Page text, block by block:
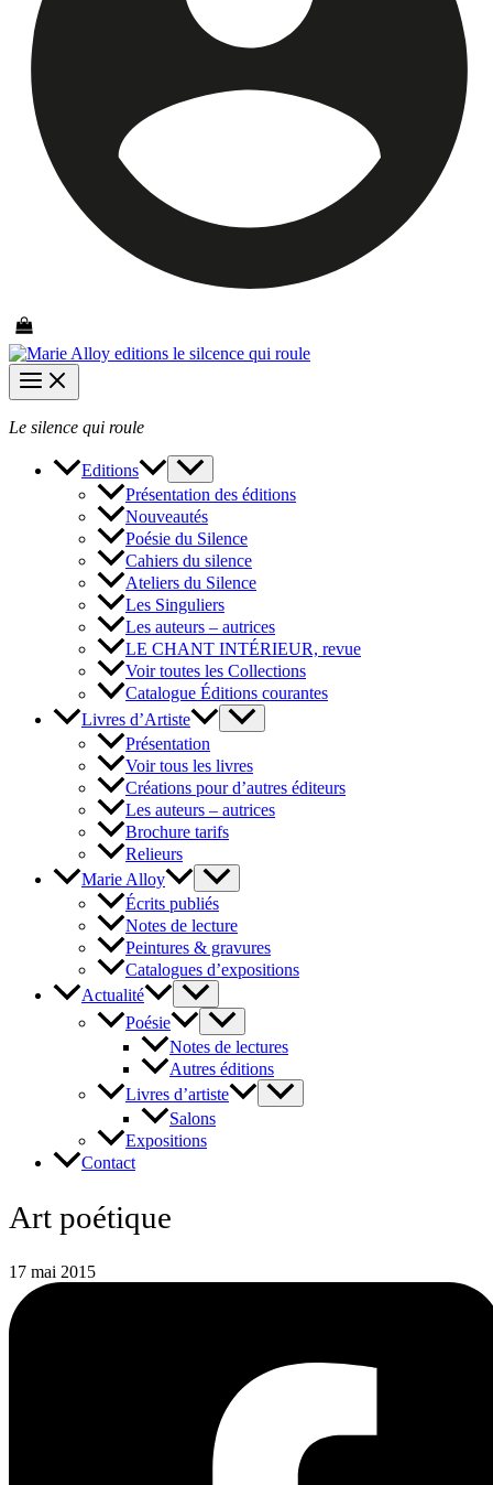
Le silence qui roule
Editions
Présentation des éditions
Nouveautés
Poésie du Silence
Cahiers du silence
Ateliers du Silence
Les Singuliers
Les auteurs – autrices
LE CHANT INTÉRIEUR, revue
Voir toutes les Collections
Catalogue Éditions courantes
Livres d’Artiste
Présentation
Voir tous les livres
Créations pour d’autres éditeurs
Les auteurs – autrices
Brochure tarifs
Relieurs
Marie Alloy
Écrits publiés
Notes de lecture
Peintures & gravures
Catalogues d’expositions
Actualité
Poésie
Notes de lectures
Autres éditions
Livres d’artiste
Salons
Expositions
Contact
Art poétique
17 mai 2015